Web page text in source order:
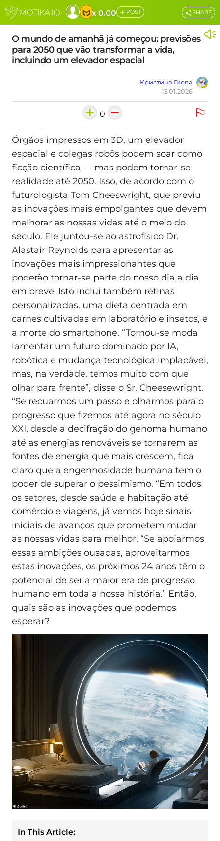
x 0.00 + POST
O mundo de amanhã já começou: previsões
para 2050 que vão transformar a vida,
incluindo um elevador espacial
Кристина Гиева
13.01.2026
SHARE
0
Órgãos impressos em 3D, um elevador
espacial e colegas robôs podem soar como
ficção científica — mas podem tornar-se
realidade até 2050. Isso, de acordo com o
futurologista Tom Cheeswright, que previu
as inovações mais empolgantes que devem
melhorar as nossas vidas até o meio do
século. Ele juntou-se ao astrofísico Dr.
Alastair Reynolds para apresentar as
inovações mais impressionantes que
poderão tornar-se parte do nosso dia a dia
em breve. Isto inclui também retinas
personalizadas, uma dieta centrada em
carnes cultivadas em laboratório e insetos, e
a morte do smartphone. “Tornou-se moda
lamentar um futuro dominado por IA,
robótica e mudança tecnológica implacável,
mas, na verdade, temos muito com que
olhar para frente”, disse o Sr. Cheesewright.
“Se recuarmos um passo e olharmos para o
progresso que fizemos até agora no século
XXI, desde a decifração do genoma humano
até as energias renováveis se tornarem as
fontes de energia que mais crescem, fica
claro que a engenhosidade humana tem o
poder de superar o pessimismo. “Em todos
os setores, desde saúde e habitação até
comércio e viagens, já vemos hoje sinais
iniciais de avanços que prometem mudar
as nossas vidas para melhor. “Se apoiarmos
essas ambições ousadas, aproveitarmos
estas inovações, os próximos 24 anos têm o
potencial de ser a maior era de progresso
humano em toda a nossa história.” Então,
quais são as inovações que podemos
esperar?
In This Article: